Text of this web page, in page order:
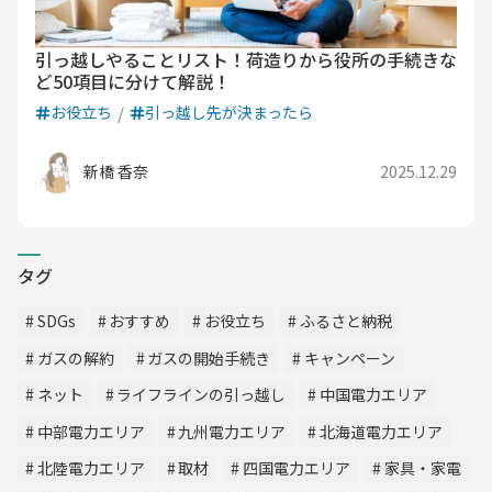
引っ越しやることリスト！荷造りから役所の手続きな
ど50項目に分けて解説！
お役立ち 引っ越し先が決まったら
新橋 香奈 2025.12.29
タグ
SDGs おすすめ お役立ち
ふるさと納税
ガスの解約
ガスの開始手続き
キャンペーン
ネット
ライフラインの引っ越し
中国電力エリア
中部電力エリア
九州電力エリア
北海道電力エリア
北陸電力エリア
取材 四国電力エリア
家具・家電